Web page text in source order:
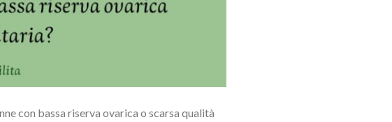
con bassa riserva ovarica o scarsa qualità